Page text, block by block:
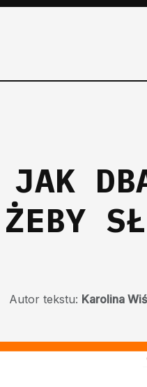
JAK
ŻEBY
Autor tekstu: Karolina